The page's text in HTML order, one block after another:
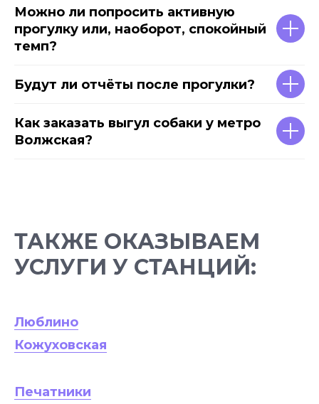
Можно ли попросить активную
прогулку или, наоборот, спокойный
темп?
Будут ли отчёты после прогулки?
Как заказать выгул собаки у метро
Волжская?
ТАКЖЕ ОКАЗЫВАЕМ
УСЛУГИ У СТАНЦИЙ:
Люблино
Кожуховская
Печатники